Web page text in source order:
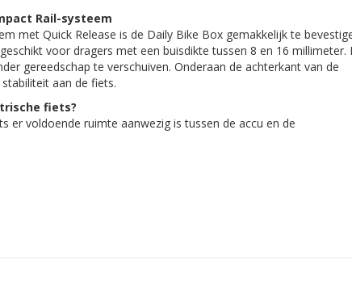
Rail-systeem
met Quick Release is de Daily Bike Box gemakkelijk te
voor dragers met een buisdikte tussen 8 en 16 millimeter.
gereedschap te verschuiven. Onderaan de achterkant van de
aan de fiets.
fiets?
er voldoende ruimte aanwezig is tussen de accu en de